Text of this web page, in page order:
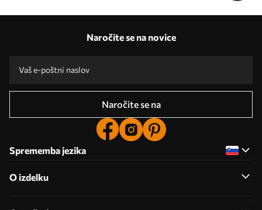
Naročite se na novice
Naročite se na
Sprememba jezika
O izdelku